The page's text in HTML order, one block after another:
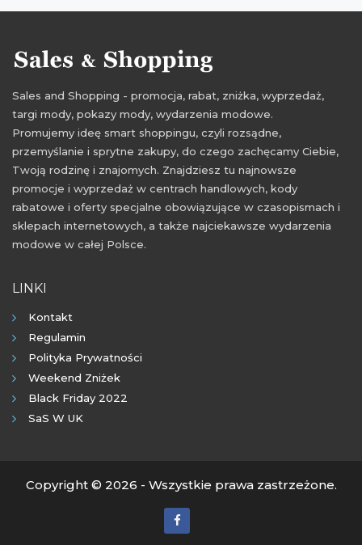
Sales and Shopping - promocja, rabat, zniżka, wyprzedaż,
targi mody, pokazy mody, wydarzenia modowe.
Promujemy ideę smart shoppingu, czyli rozsądne,
przemyślanie i sprytne zakupy, do czego zachęcamy Ciebie,
Twoją rodzinę i znajomych. Znajdziesz tu najnowsze
promocje i wyprzedaż w centrach handlowych, kody
rabatowe i oferty specjalne obowiązujące w czasopismach i
sklepach internetowych, a także najciekawsze wydarzenia
modowe w całej Polsce.
LINKI
Kontakt
Regulamin
Polityka Prywatności
Weekend Zniżek
Black Friday 2022
SaS W UK
Copyright © 2026 - Wszystkie prawa zastrzeżone.